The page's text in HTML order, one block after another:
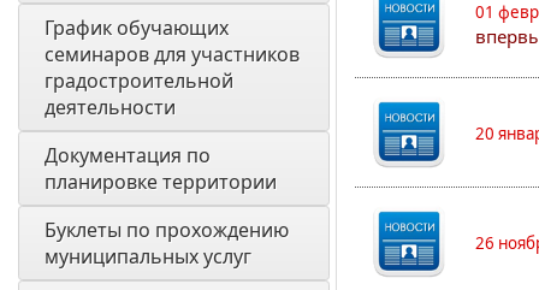
График обучающих
семинаров для участников
градостроительной
деятельности
Документация по
планировке территории
Буклеты по прохождению
муниципальных услуг
01
20
26